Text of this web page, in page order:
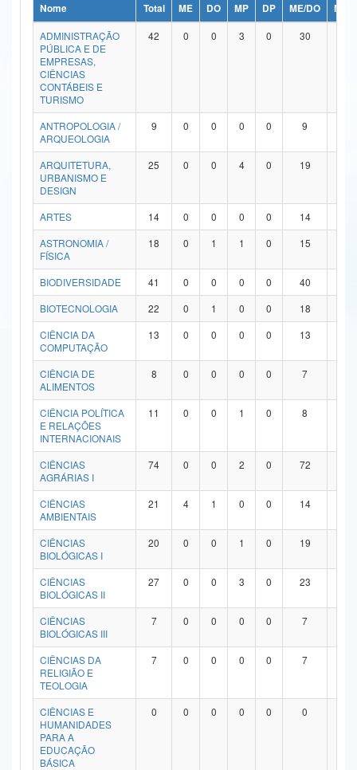
Ministério da Ciência, Tecnologia, Inovações e Comunicações
Ministério do Meio Ambiente
Ministério do Turismo
Ministério do Desenvolvimento Regional
Controladoria-Geral da União
Ministério da Mulher, da Família e dos Direitos Humanos
Secretaria de Governo
Advocacia-Geral da União
Banco Central do Brasil
Nome Total ME DO MP DP ME/DO
MP/
ADMINISTRAÇÃO
PÚBLICA E DE
EMPRESAS,
CIÊNCIAS
CONTÁBEIS E
TURISMO
42 0 0 3 0 30
ANTROPOLOGIA /
ARQUEOLOGIA
9 0 0 0 0 9
ARQUITETURA,
URBANISMO E
DESIGN
25 0 0 4 0 19
ARTES 14 0 0 0 0 14
ASTRONOMIA /
FÍSICA
18 0 1 1 0 15
BIODIVERSIDADE 41 0 0 0 0 40
BIOTECNOLOGIA
22 0 1 0 0 18
CIÊNCIA DA
COMPUTAÇÃO
13 0 0 0 0 13
CIÊNCIA DE
ALIMENTOS
8 0 0 0 0 7
CIÊNCIA POLÍTICA
E RELAÇÕES
INTERNACIONAIS
11 0 0 1 0 8
CIÊNCIAS
AGRÁRIAS I
74 0 0 2 0 72
CIÊNCIAS
AMBIENTAIS
21 4 1 0 0 14
CIÊNCIAS
BIOLÓGICAS I
20 0 0 1 0 19
CIÊNCIAS
BIOLÓGICAS II
27 0 0 3 0 23
CIÊNCIAS
BIOLÓGICAS III
7 0 0 0 0 7
CIÊNCIAS DA
RELIGIÃO E
TEOLOGIA
7 0 0 0 0 7
CIÊNCIAS E
HUMANIDADES
PARA A
EDUCAÇÃO
BÁSICA
0 0 0 0 0 0